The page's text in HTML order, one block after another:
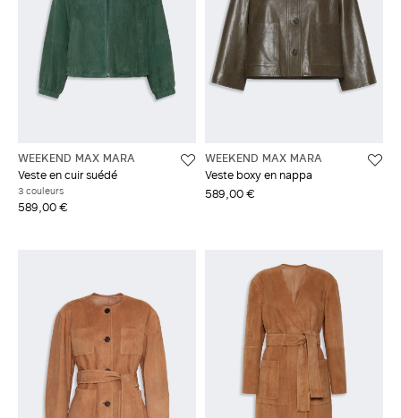
WEEKEND MAX MARA
Veste en cuir suédé
3 couleurs
589,00 €
WEEKEND MAX MARA
Veste boxy en nappa
589,00 €